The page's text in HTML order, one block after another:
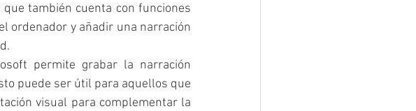
también cuenta con funciones
ordenador y añadir una narración
permite grabar la narración
puede ser útil para aquellos que
visual para complementar la